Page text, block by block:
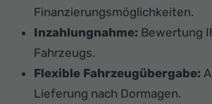
Finanzierungsmöglichkeiten.
Inzahlungnahme: Bewertung
Fahrzeugs.
Flexible Fahrzeugübergabe:
Lieferung nach Dormagen.